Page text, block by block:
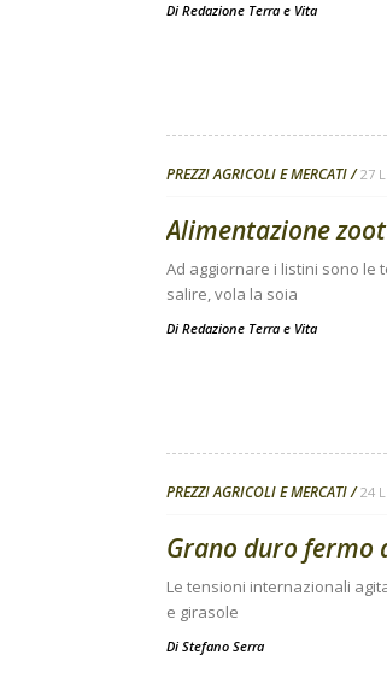
Di Redazione Terra e Vita
PREZZI AGRICOLI E MERCATI 27
Alimentazione
Ad aggiornare i listini sono le
salire, vola la soia
Di Redazione Terra e Vita
PREZZI AGRICOLI E MERCATI 24
Grano duro fermo
Le tensioni internazionali
e girasole
Di Stefano Serra